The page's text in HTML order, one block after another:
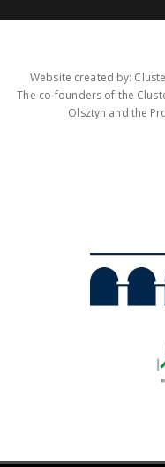
Website created by:
The co-founders of the
Olsztyn and the